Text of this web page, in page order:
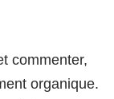
commenter,
organique.